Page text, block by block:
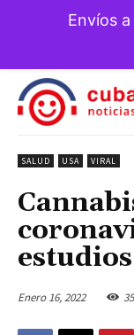
SALUD USA VIRAL
Enero 16, 2022
Envíos